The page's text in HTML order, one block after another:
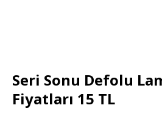
Seri Sonu Defolu
Fiyatları 15 TL